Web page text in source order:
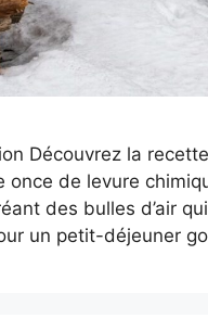
Découvrez la
once de levure
des bulles d’air
un petit-déjeuner